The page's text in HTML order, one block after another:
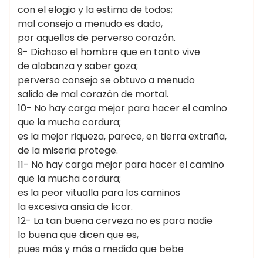
con el elogio y la estima de todos;
mal consejo a menudo es dado,
por aquellos de perverso corazón.
9- Dichoso el hombre que en tanto vive
de alabanza y saber goza;
perverso consejo se obtuvo a menudo
salido de mal corazón de mortal.
10- No hay carga mejor para hacer el camino
que la mucha cordura;
es la mejor riqueza, parece, en tierra extraña,
de la miseria protege.
11- No hay carga mejor para hacer el camino
que la mucha cordura;
es la peor vitualla para los caminos
la excesiva ansia de licor.
12- La tan buena cerveza no es para nadie
lo buena que dicen que es,
pues más y más a medida que bebe